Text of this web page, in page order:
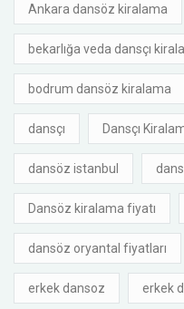
Ankara dansöz kiralama
bekarlığa veda dansçı
bodrum dansöz kiralama
dansçı Dansçı
dansöz istanbul
Dansöz kiralama fiyatı
dansöz oryantal fiyatları
erkek dansoz erkek